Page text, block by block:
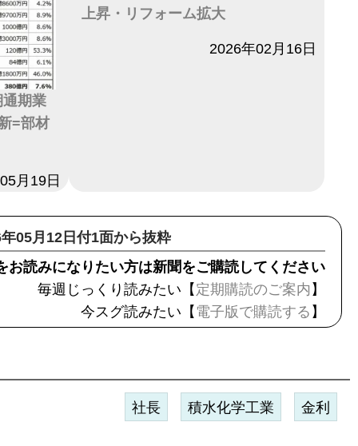
期業
=部材
月19日
上昇・リフォーム拡大
2026年02月16日
05月12日付1面から抜粋
お読みになりたい方は新聞をご購読してください
毎週じっくり読みたい【 定期購読のご案内 】
今スグ読みたい【 電子版で購読する 】
社長 積水化学工業 金利